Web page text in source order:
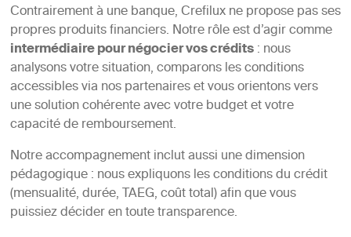
Contrairement à une banque, Crefilux ne propose pas ses
propres produits financiers. Notre rôle est d’agir comme
intermédiaire pour négocier vos crédits: nous
analysons votre situation, comparons les conditions
accessibles via nos partenaires et vous orientons vers
une solution cohérente avec votre budget et votre
capacité de remboursement.
Notre accompagnement inclut aussi une dimension
pédagogique : nous expliquons les conditions du crédit
(mensualité, durée, TAEG, coût total) afin que vous
puissiez décider en toute transparence.